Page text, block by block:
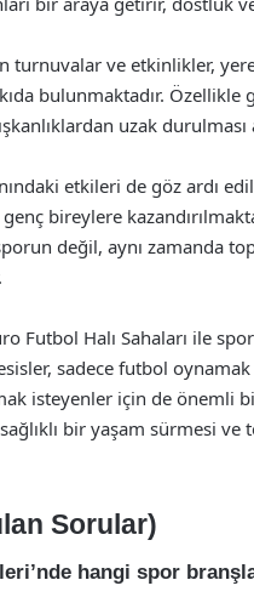
turnuvalar ve etkinlikler,
bulunmaktadır. Özellikle
uzak durulması
etkileri de göz ardı
genç bireylere
değil, aynı zamanda
Futbol Halı Sahaları ile
sadece futbol
isteyenler için de önemli
bir yaşam sürmesi
Sorular)
hangi spor